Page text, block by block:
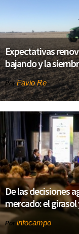
Expectativas
bajando y la
PorFavio Re
De las decisiones
mercado: el
Por infocampo